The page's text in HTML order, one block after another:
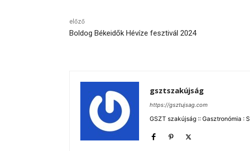
előző
Boldog Békeidők Hévíze fesztivál 2024
gsztszakújság
https://gsztujsag.com
GSZT szakújság :: Gasztronómia :